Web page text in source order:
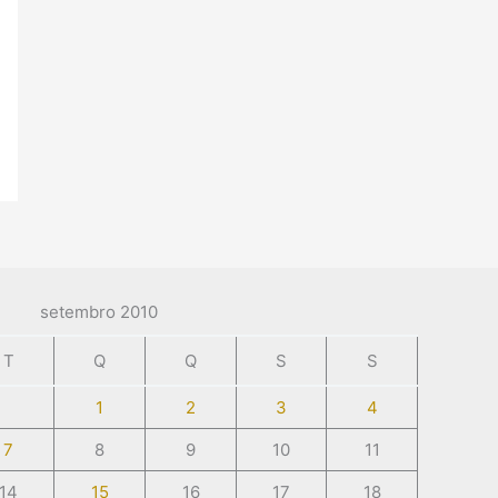
setembro 2010
T Q Q S S
1 2 3
4
7
8 9 10
11
14
15 16 17 18